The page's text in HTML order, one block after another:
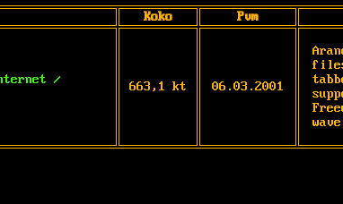
Koko Pvm
/
663,1 kt 06.03.2001